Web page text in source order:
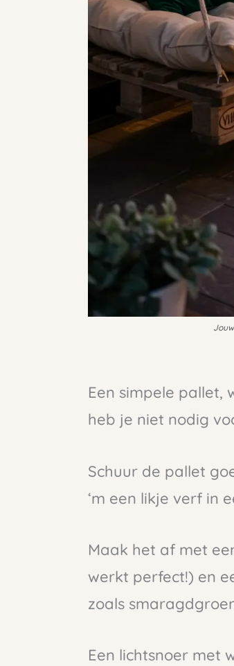
Een simpele pallet,
heb je niet nodig
Schuur de pallet
‘m een likje verf in
Maak het af met
werkt perfect!) en
zoals
Een lichtsnoer met